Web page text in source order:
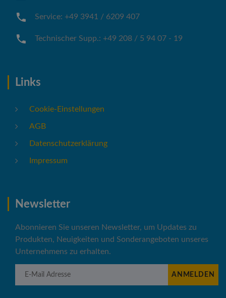
Service: +49 3941 / 6209 407
Technischer Supp.: +49 208 / 5 94 07 - 19
Links
Cookie-Einstellungen
AGB
Datenschutzerklärung
Impressum
Newsletter
Abonnieren Sie unseren Newsletter, um Updates zu
Produkten, Neuigkeiten und Sonderangeboten unseres
Unternehmens zu erhalten.
E-Mail Adresse ANMELDEN